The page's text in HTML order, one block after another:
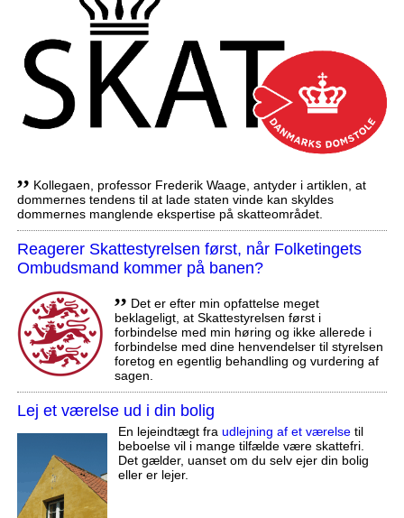
,, Kollegaen, professor Frederik Waage, antyder i artiklen, at
dommernes tendens til at lade staten vinde kan skyldes
dommernes manglende ekspertise på skatteområdet.
Reagerer Skattestyrelsen først, når Folketingets
Ombudsmand kommer på banen?
,, Det er efter min opfattelse meget
beklageligt, at Skattestyrelsen først i
forbindelse med min høring og ikke allerede i
forbindelse med dine henvendelser til styrelsen
foretog en egentlig behandling og vurdering af
sagen.
Lej et værelse ud i din bolig
En lejeindtægt fra udlejning af et værelsetil
beboelse vil i mange tilfælde være skattefri.
Det gælder, uanset om du selv ejer din bolig
eller er lejer.